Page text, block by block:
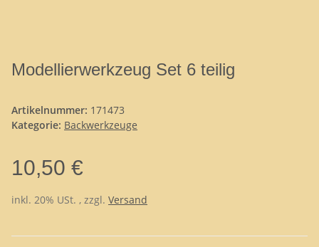
Modellierwerkzeug Set 6 teilig
Artikelnummer: 171473
Kategorie: Backwerkzeuge
10,50 €
inkl. 20% USt. , zzgl. Versand